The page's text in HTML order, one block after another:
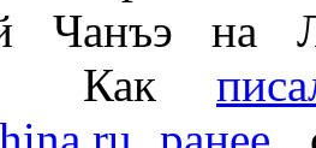
Чанъэ на
Как